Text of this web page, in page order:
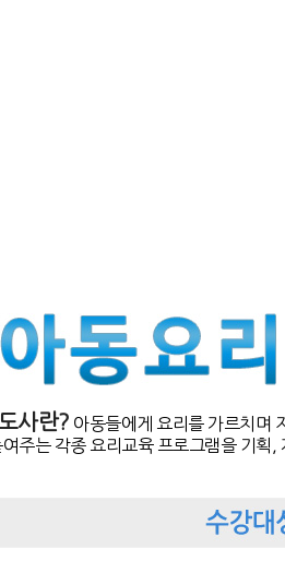
사란? 아동들에게 요리를 가르치며
여주는 각종 요리교육 프로그램을 기획,